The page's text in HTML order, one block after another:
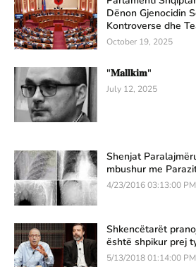
Dënon Gjenocidin
Kontroverse dhe
October 19, 2025
"𝐌𝐚𝐥𝐥𝐤𝐢𝐦"
July 12, 2025
Shenjat
mbushur me
4/23/2016 03:13:00 PM
Shkencëtarët
është shpikur prej
5/13/2018 01:14:00 PM